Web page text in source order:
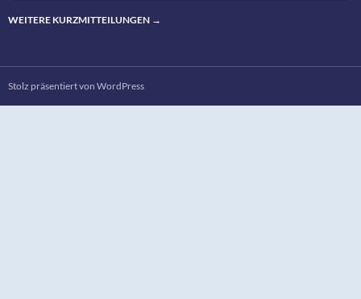
WEITERE KURZMITTEILUNGEN →
Stolz präsentiert von WordPress